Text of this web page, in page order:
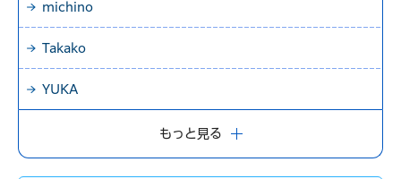
michino
Takako
YUKA
もっと見る